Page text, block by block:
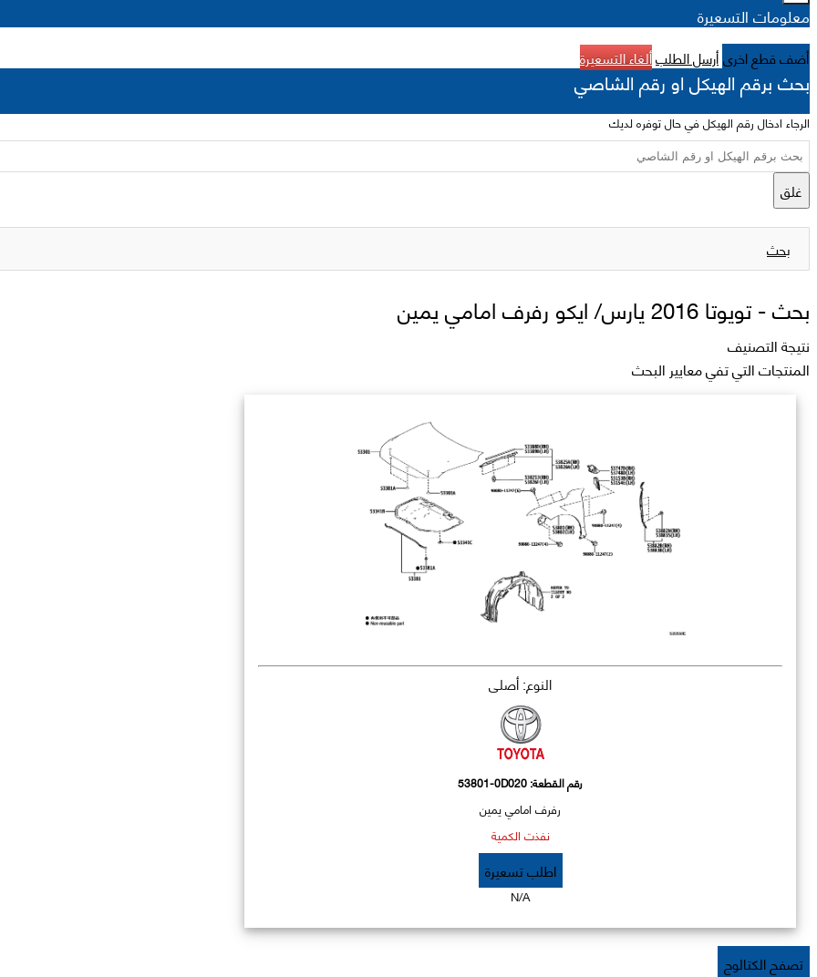
معلومات التسعيرة
أضف قطع اخرىأرسل الطلبألغاء التسعيرة
بحث برقم الهيكل او رقم الشاصي
الرجاء ادخال رقم الهيكل في حال توفره لديك
غلق
بحث
بحث -تويوتا 2016 يارس/ ايكو رفرف امامي يمين
نتيجة التصنيف
المنتجات التي تفي معايير البحث
النوع: أصلي
رقم القطعة:53801-0D020
رفرف امامي يمين
نفذت الكمية
اطلب تسعيرة
N/A
تصفح الكتالوج